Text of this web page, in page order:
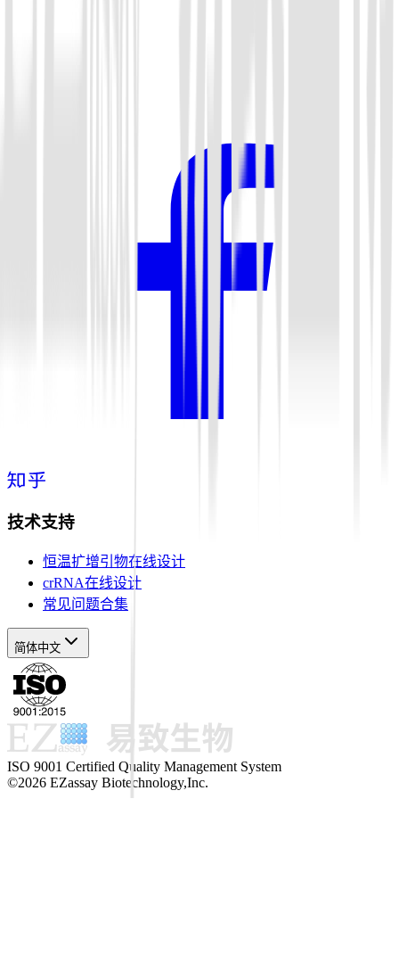
技术支持
恒温扩增引物在线设计
crRNA在线设计
常见问题合集
简体中文
ISO 9001 Certified Quality Management System
©2026 EZassay Biotechnology,Inc.